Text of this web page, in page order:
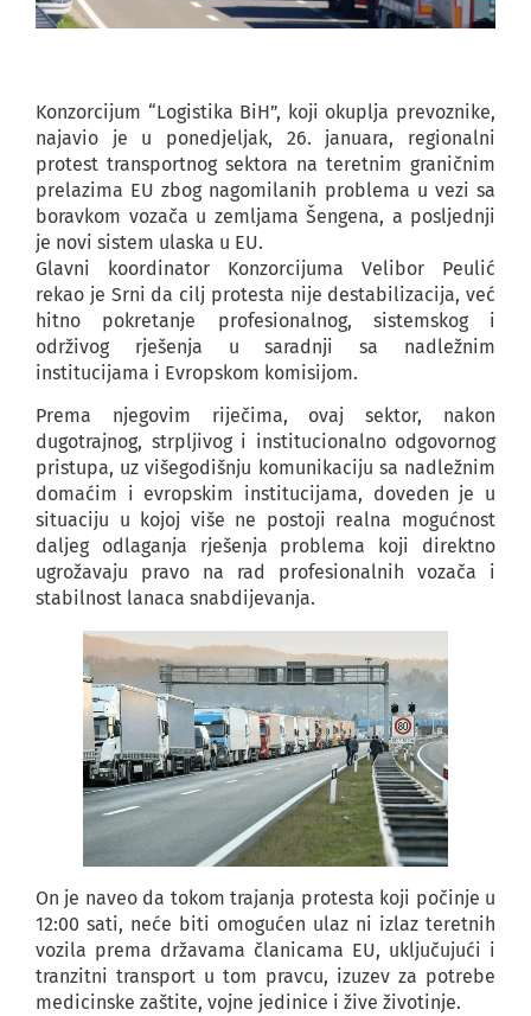
Konzorcijum “Logistika BiH”, koji okuplja prevoznike,
najavio je u ponedjeljak, 26. januara, regionalni
protest transportnog sektora na teretnim graničnim
prelazima EU zbog nagomilanih problema u vezi sa
boravkom vozača u zemljama Šengena, a posljednji
je novi sistem ulaska u EU.
Glavni koordinator Konzorcijuma Velibor Peulić
rekao je Srni da cilj protesta nije destabilizacija, već
hitno pokretanje profesionalnog, sistemskog i
održivog rješenja u saradnji sa nadležnim
institucijama i Evropskom komisijom.
Prema njegovim riječima, ovaj sektor, nakon
dugotrajnog, strpljivog i institucionalno odgovornog
pristupa, uz višegodišnju komunikaciju sa nadležnim
domaćim i evropskim institucijama, doveden je u
situaciju u kojoj više ne postoji realna mogućnost
daljeg odlaganja rješenja problema koji direktno
ugrožavaju pravo na rad profesionalnih vozača i
stabilnost lanaca snabdijevanja.
On je naveo da tokom trajanja protesta koji počinje u
12:00 sati, neće biti omogućen ulaz ni izlaz teretnih
vozila prema državama članicama EU, uključujući i
tranzitni transport u tom pravcu, izuzev za potrebe
medicinske zaštite, vojne jedinice i žive životinje.